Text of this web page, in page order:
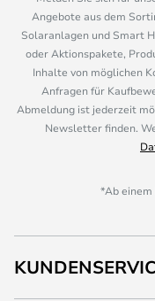
Angebote aus dem
Solaranlagen und Smart
oder Aktionspakete,
Inhalte von möglichen
Anfragen für
Abmeldung ist jederzeit
Newsletter finden.
*Ab einem